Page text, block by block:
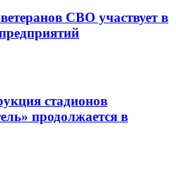
СВО участвует в
стадионов
продолжается в